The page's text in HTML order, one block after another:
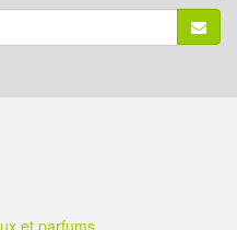
et parfums